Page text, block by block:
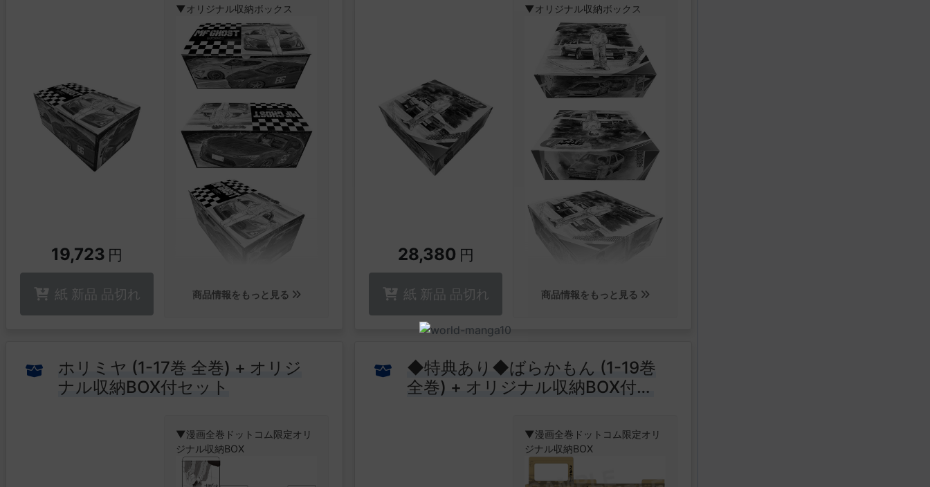
藤田和日郎先生描き下ろし
収納BOX付き!
▼TORICO限定グッズ販売中
書き下ろし小説収録の豪華上製
本付き特装版セット!
“クソゲー”をこよなく愛する
男・陽務楽郎。
彼が次に挑んだのは、総プレイ
ヤー数3000万人の“神ゲー”『シ
ャングリラ・フロンティア』だ
そして“宿敵”との出会いが、彼
オリジナル収納BOX付き
※BOXは約15冊分を収納可能で
・MFゴースト
西暦202X年。
車の自動運転が普及した日本。
そんな時代に、公道の自動車レ
ースが開催されていた。
世界中で人気を集めるレースの
名はMFG。
ポルシェ、フェラーリ、ランボ
ルギーニなど最速を誇るマシン
が次々に参戦していた。
一方、イギリスのレーシングス
クールを卒業したドライバー、
るのであった。
累計5000万部突破!! ヤンマガが
誇る伝説的モータースポーツコ
ミック連載25周年!! 待望の新装
車の知識なんてほとんどない、
とうふ屋の息子・藤原拓海。
ある日、拓海は親友の樹と、バ
イト先の先輩である池谷の走り
19,723 円
紙 新品 品切れ
▼オリジナル収納ボックス
商品情報をもっと見る
28,380 円
紙 新品 品切れ
▼オリジナル収納ボックス
▼特設ページはこちら
商品情報をもっと見る
ホリミヤ (1-17巻 全巻) + オリジ
ナル収納BOX付セット
▼漫画全巻ドットコム限定オリ
ジナル収納BOX
◆特典あり◆ばらかもん (1-19巻
全巻) + オリジナル収納BOX付セ
▼漫画全巻ドットコム限定オリ
ジナル収納BOX